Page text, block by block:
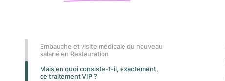
Embauche et visite médicale du nouveau
salarié en Restauration
Mais en quoi consiste-t-il, exactement,
ce traitement VIP ?